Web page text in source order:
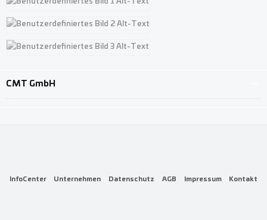
Benutzerdefiniertes Bild 1
Benutzerdefiniertes Bild 2
CMT GmbH
InfoCenter Unternehmen Datenschutz AGB Impressum Kontakt